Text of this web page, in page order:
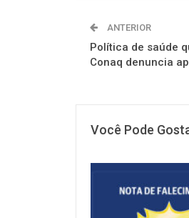
ANTERIOR
Política de saúde
Conaq denuncia
Você Pode